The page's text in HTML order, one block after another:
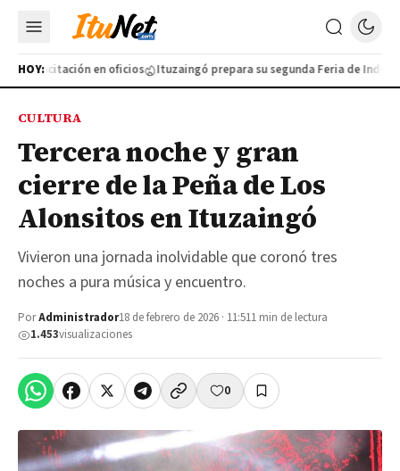
HOY:
capacitación en oficios Ituzaingó prepara su segunda Feria de
CULTURA
Tercera noche y gran
cierre de la Peña de Los
Alonsitos en Ituzaingó
Vivieron una jornada inolvidable que coronó tres
noches a pura música y encuentro.
PorAdministrador18 de febrero de 2026 · 11:511 min de lectura
1.453visualizaciones
0